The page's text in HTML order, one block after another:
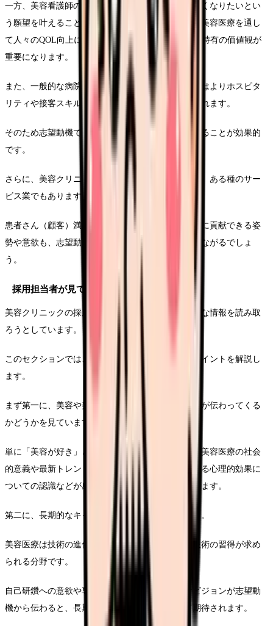
一方、美容看護師の志望動機では「患者さんの美しくなりたいとい
う願望を叶えることで心の健康にも貢献したい」「美容医療を通し
て人々のQOL向上に関わりたい」といった美容医療特有の価値観が
重要になります。
また、一般的な病院看護師と比べて、美容看護師にはよりホスピタ
リティや接客スキル、美容への知識・関心が求められます。
そのため志望動機でも、これらの要素をアピールすることが効果的
です。
さらに、美容クリニックは医療機関であると同時に、ある種のサー
ビス業でもあります。
患者さん（顧客）満足度の向上やリピート率の向上に貢献できる姿
勢や意欲も、志望動機に盛り込むことで差別化につながるでしょ
う。
採用担当者が見ているポイント
美容クリニックの採用担当者は、志望動機から様々な情報を読み取
ろうとしています。
このセクションでは、採用担当者が特に注目するポイントを解説し
ます。
まず第一に、美容や美容医療への純粋な関心と理解が伝わってくる
かどうかを見ています。
単に「美容が好き」という表面的なものではなく、美容医療の社会
的意義や最新トレンドへの理解、美容が人々に与える心理的効果に
ついての認識などが感じられると高評価につながります。
第二に、長期的なキャリアビジョンと成長意欲です。
美容医療は技術の進化が早く、常に新しい知識や技術の習得が求め
られる分野です。
自己研鑽への意欲や専門性を高めていく具体的なビジョンが志望動
機から伝わると、長期的に活躍できる人材として期待されます。